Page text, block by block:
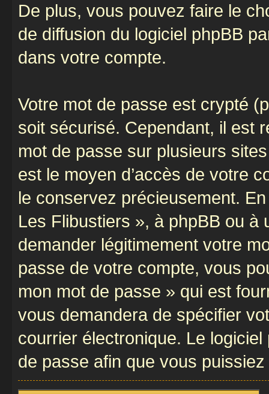
De plus, vous pouvez faire le
de diffusion du logiciel phpBB
dans votre compte.
Votre mot de passe est crypté
soit sécurisé. Cependant, il est
mot de passe sur plusieurs
est le moyen d’accès de votre
le conservez précieusement.
Les Flibustiers », à phpBB ou
demander légitimement votre
passe de votre compte, vous
mon mot de passe » qui est
vous demandera de spécifier
courrier électronique. Le
de passe afin que vous